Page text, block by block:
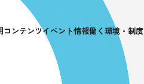
コンテンツイベント情報働く環境・制度